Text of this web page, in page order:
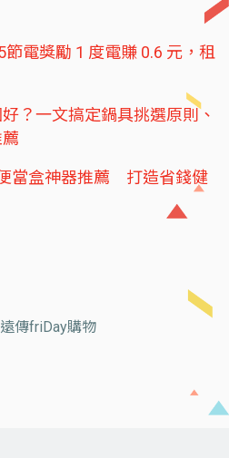
電獎勵 1 度電賺 0.6 元，租
？一文搞定鍋具挑選原則、
當盒神器推薦 打造省錢健
傳friDay購物